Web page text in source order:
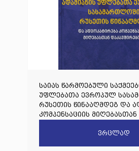
საიას წარმოებული
უფლებათა ევროპულ
რუსეთის წინააღმდეგ და
კომპენსაციის მიღებასთან
ვრცლად